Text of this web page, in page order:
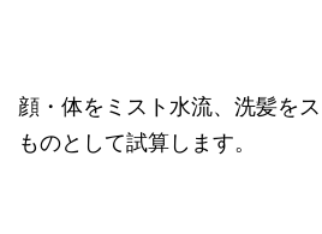
顔・体をミスト水流、洗髪を
ものとして試算します。